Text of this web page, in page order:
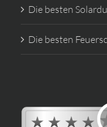
Die besten
Die besten